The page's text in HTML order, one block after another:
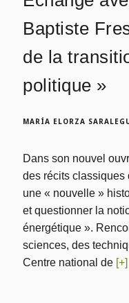
Baptiste
de la
politique »
MARÍA ELORZA
Dans son nouvel
des récits classiques
une « nouvelle »
et questionner la
énergétique ».
sciences, des
Centre national de [+]